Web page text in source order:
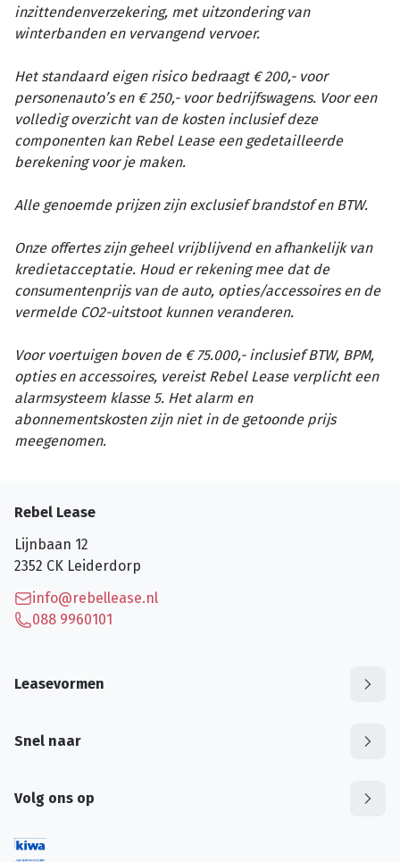
inzittendenverzekering, met uitzondering van
winterbanden en vervangend vervoer.
Het standaard eigen risico bedraagt € 200,- voor
personenauto’s en € 250,- voor bedrijfswagens. Voor een
volledig overzicht van de kosten inclusief deze
componenten kan Rebel Lease een gedetailleerde
berekening voor je maken.
Alle genoemde prijzen zijn exclusief brandstof en BTW.
Onze offertes zijn geheel vrijblijvend en afhankelijk van
kredietacceptatie. Houd er rekening mee dat de
consumentenprijs van de auto, opties/accessoires en de
vermelde CO2-uitstoot kunnen veranderen.
Voor voertuigen boven de € 75.000,- inclusief BTW, BPM,
opties en accessoires, vereist Rebel Lease verplicht een
alarmsysteem klasse 5. Het alarm en
abonnementskosten zijn niet in de getoonde prijs
meegenomen.
Rebel Lease
Lijnbaan 12
2352 CK Leiderdorp
info@rebellease.nl
088 9960101
Leasevormen
Snel naar
Volg ons op